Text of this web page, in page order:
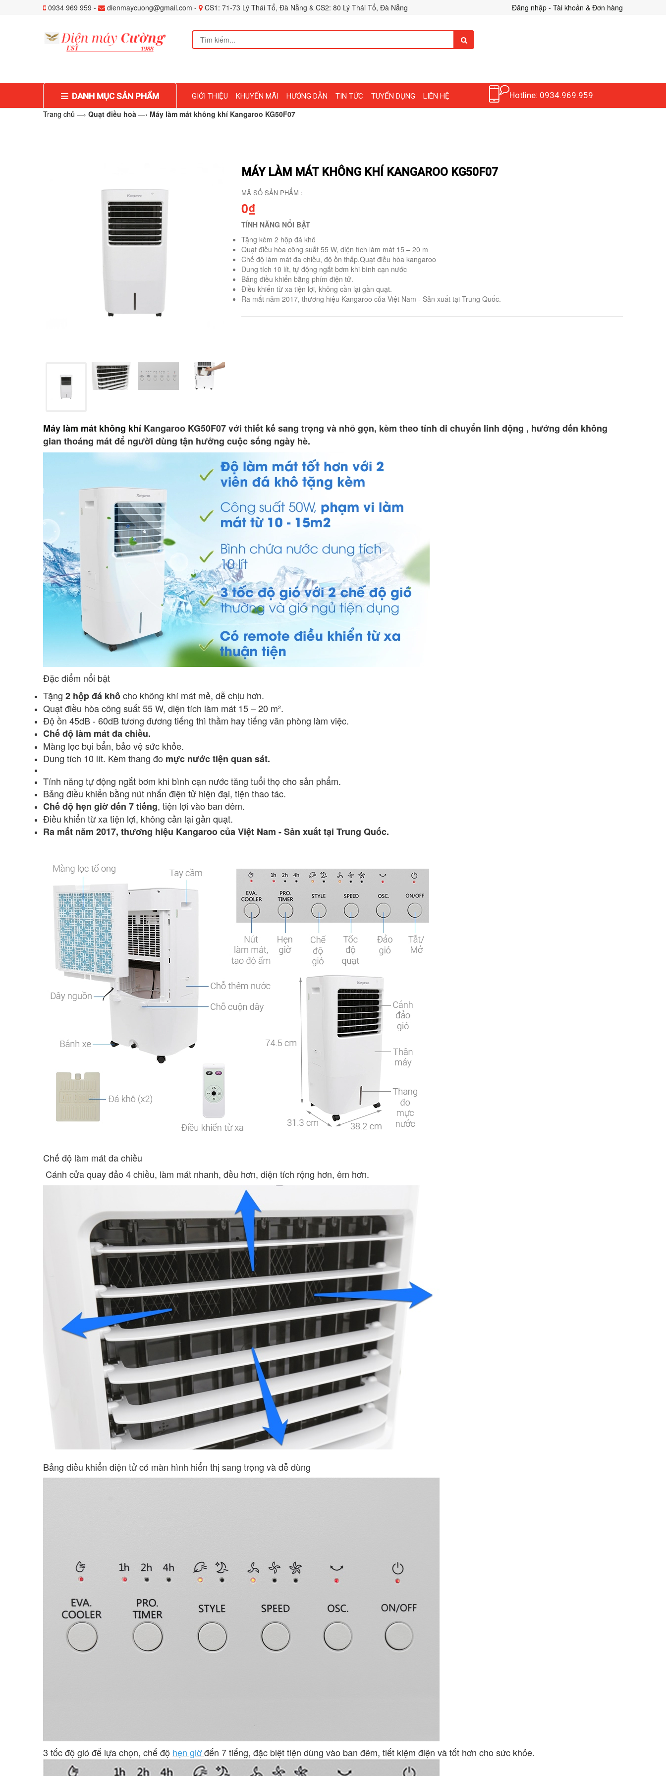
0934 969 959 - dienmaycuong@gmail.com - CS1: 71-73 Lý Thái Tổ, Đà Nẵng & CS2: 80 Lý Thái Tổ, Đà Nẵng Đăng nhập - Tài khoản & Đơn hàng
DANH MỤC SẢN PHẨM GIỚI THIỆU KHUYẾN MÃI HƯỚNG DẪN TIN TỨC TUYỂN DỤNG LIÊN HỆ
Hotline: 0934.969.959
Trang chủ —› Quạt điều hoà —› Máy làm mát không khí Kangaroo KG50F07
MÁY LÀM MÁT KHÔNG KHÍ KANGAROO KG50F07
MÃ SỐ SẢN PHẨM :
0₫
TÍNH NĂNG NỔI BẬT
Tặng kèm 2 hộp đá khô
Quạt điều hòa công suất 55 W, diện tích làm mát 15 – 20 m
Chế độ làm mát đa chiều, độ ồn thấp.Quạt điều hòa kangaroo
Dung tích 10 lít, tự động ngắt bơm khi bình cạn nước
Bảng điều khiển bằng phím điện tử.
Điều khiển từ xa tiện lợi, không cần lại gần quạt.
Ra mắt năm 2017, thương hiệu Kangaroo của Việt Nam - Sản xuất tại Trung Quốc.
Máy làm mát không khí Kangaroo KG50F07 với thiết kế sang trọng và nhỏ gọn, kèm theo tính di chuyển linh động , hướng đến không
gian thoáng mát để người dùng tận hưởng cuộc sống ngày hè.
Đặc điểm nổi bật
Tặng 2 hộp đá khôcho không khí mát mẻ, dễ chịu hơn.
Quạt điều hòa công suất 55 W, diện tích làm mát 15 – 20 m².
Độ ồn 45dB - 60dB tương đương tiếng thì thầm hay tiếng văn phòng làm việc.
Chế độ làm mát đa chiều.
Màng lọc bụi bẩn, bảo vệ sức khỏe.
Dung tích 10 lít. Kèm thang đo mực nước tiện quan sát.
Tính năng tự động ngắt bơm khi bình cạn nước tăng tuổi thọ cho sản phẩm.
Bảng điều khiển bằng nút nhấn điện tử hiện đại, tiện thao tác.
Chế độ hẹn giờ đến 7 tiếng, tiện lợi vào ban đêm.
Điều khiển từ xa tiện lợi, không cần lại gần quạt.
Ra mắt năm 2017, thương hiệu Kangaroo của Việt Nam - Sản xuất tại Trung Quốc.
Chế độ làm mát đa chiều
Cánh cửa quay đảo 4 chiều, làm mát nhanh, đều hơn, diện tích rộng hơn, êm hơn.
Bảng điều khiển điện tử có màn hình hiển thị sang trọng và dễ dùng
3 tốc độ gió để lựa chọn, chế độ hẹn giờđến 7 tiếng, đặc biệt tiện dùng vào ban đêm, tiết kiệm điện và tốt hơn cho sức khỏe.